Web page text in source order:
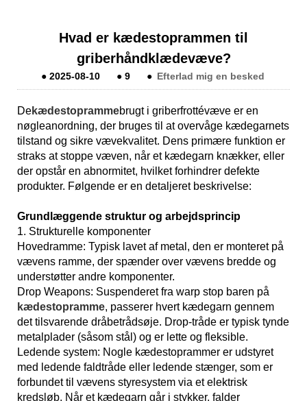
Hvad er kædestoprammen til
griberhåndklædevæve?
● 2025-08-10 ● 9 ● Efterlad mig en besked
Dekædestoprammebrugt i griberfrottévæve er en
nøgleanordning, der bruges til at overvåge kædegarnets
tilstand og sikre vævekvalitet. Dens primære funktion er
straks at stoppe væven, når et kædegarn knækker, eller
der opstår en abnormitet, hvilket forhindrer defekte
produkter. Følgende er en detaljeret beskrivelse:
Grundlæggende struktur og arbejdsprincip
1. Strukturelle komponenter
Hovedramme: Typisk lavet af metal, den er monteret på
vævens ramme, der spænder over vævens bredde og
understøtter andre komponenter.
Drop Weapons: Suspenderet fra warp stop baren på
kædestopramme, passerer hvert kædegarn gennem
det tilsvarende dråbetrådsøje. Drop-tråde er typisk tynde
metalplader (såsom stål) og er lette og fleksible.
Ledende system: Nogle kædestoprammer er udstyret
med ledende faldtråde eller ledende stænger, som er
forbundet til vævens styresystem via et elektrisk
kredsløb. Når et kædegarn går i stykker, falder